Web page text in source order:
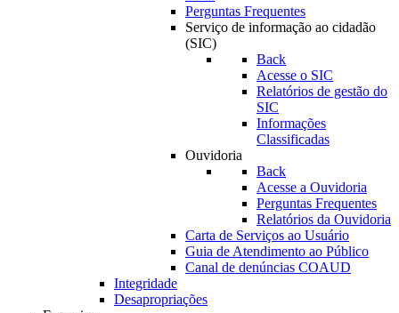
Perguntas Frequentes
Serviço de informação ao cidadão
(SIC)
Back
Acesse o SIC
Relatórios de gestão do
SIC
Informações
Classificadas
Ouvidoria
Back
Acesse a Ouvidoria
Perguntas Frequentes
Relatórios da Ouvidoria
Carta de Serviços ao Usuário
Guia de Atendimento ao Público
Canal de denúncias COAUD
Integridade
Desapropriações